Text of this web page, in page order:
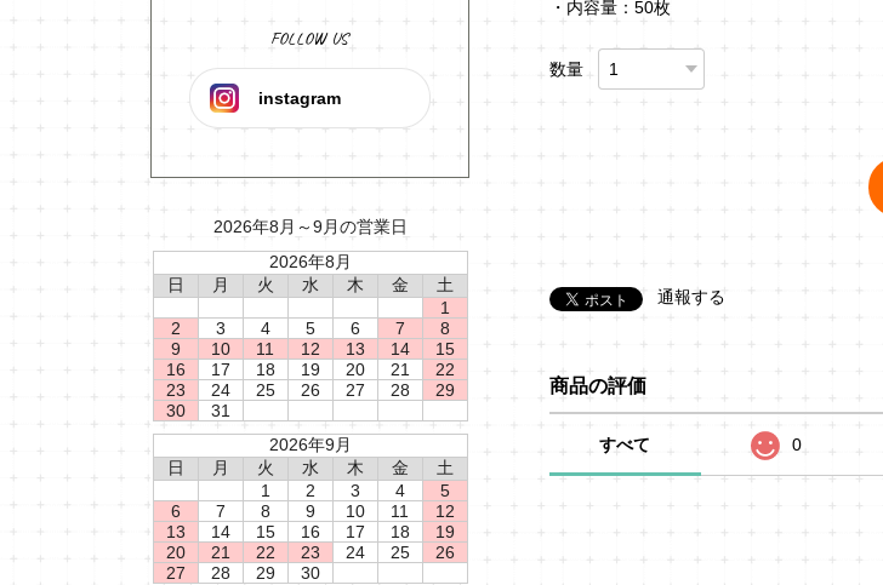
FOLLOW US
instagram
2026年8月～9月の営業日
2026年8月
日
月 火 水 木 金
土
1
2
3 4 5 6 7
8
9
10 11 12 13 14
15
16
17 18 19 20 21
22
23
24 25 26 27 28
29
30
31
2026年9月
日
月 火 水 木 金
土
1
2 3 4
5
6
7 8 9 10 11
12
13
14 15 16 17 18
19
20
21 22 23 24 25
26
27
28 29 30
・内容量：50枚
数量
通報する
商品の評価
すべて 0